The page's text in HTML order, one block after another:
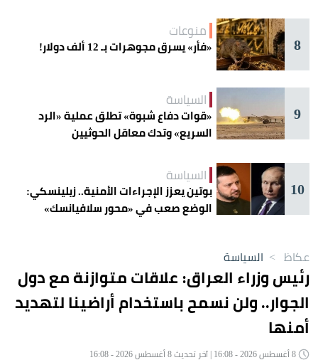
8
منوعات
«فأر» يسرق مجوهرات بـ 12 ألف دولار!
9
السياسة
«قوات دفاع شبوة» تطلق عملية «الرد
السريع» وتدك معاقل الحوثيين
10
السياسة
بوتين يعزز الإجراءات الأمنية.. زيلينسكي:
الوضع صعب في «محور سلافيانسك»
عكاظ > السياسة
رئيس وزراء العراق: علاقات متوازنة مع دول
الجوار.. ولن نسمح باستخدام أراضينا لتهديد
أمنها